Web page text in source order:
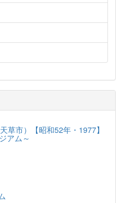
草市）【昭和52年・1977】
アム～